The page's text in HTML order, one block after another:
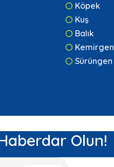
Köpek
Kuş
Balık
Kemirgen
Sürüngen
Olun!